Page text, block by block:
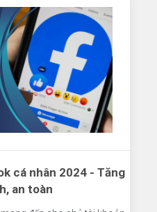
cá nhân 2024 - Tăng
an toàn